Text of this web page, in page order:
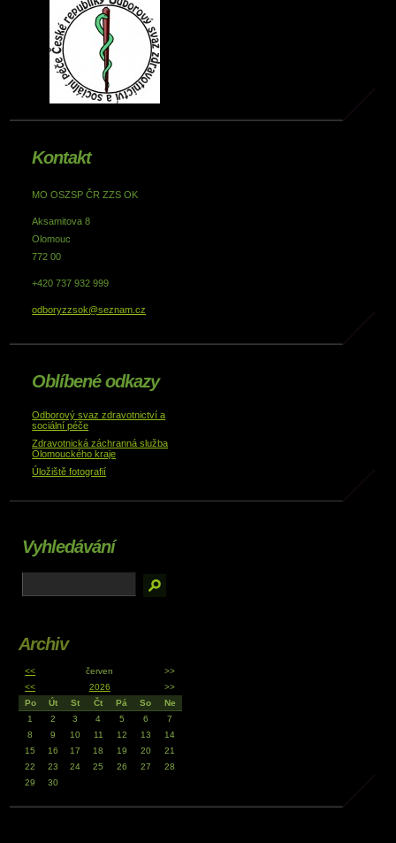
Kontakt
MO OSZSP ČR ZZS OK
Aksamitova 8
Olomouc
772 00
+420 737 932 999
odboryzzsok@seznam.cz
Oblíbené odkazy
Odborový svaz zdravotnictví a
sociální péče
Zdravotnická záchranná služba
Olomouckého kraje
Úložiště fotografií
Vyhledávání
Archiv
<< červen
>>
<<
2026
>>
Po
Út St Čt Pá So
Ne
1
2 3 4 5 6
7
8
9 10 11 12 13
14
15
16 17 18 19 20
21
22
23 24 25 26 27
28
29
30